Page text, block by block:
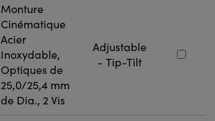
Monture
Cinématique
Acier
Inoxydable,
Optiques de
25,0/25,4 mm
de Dia., 2 Vis
Adjustable
- Tip-Tilt